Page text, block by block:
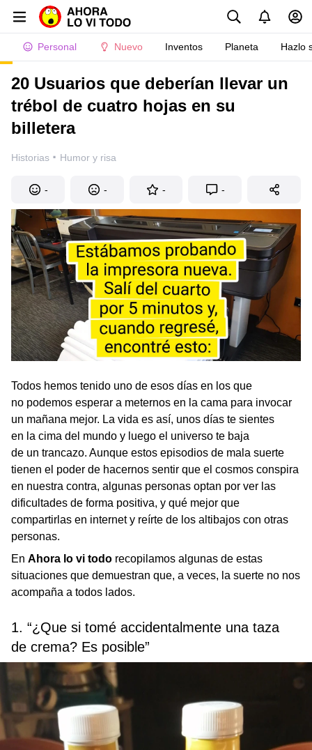
Personal Nuevo Inventos Planeta Hazlo
20 Usuarios que deberían llevar un
trébol de cuatro hojas en su
billetera
Historias · Humor y risa
- - - -
Todos hemos tenido uno de esos días en los que
no podemos esperar a meternos en la cama para invocar
un mañana mejor. La vida es así, unos días te sientes
en la cima del mundo y luego el universo te baja
de un trancazo. Aunque estos episodios de mala suerte
tienen el poder de hacernos sentir que el cosmos conspira
en nuestra contra, algunas personas optan por ver las
dificultades de forma positiva, y qué mejor que
compartirlas en internet y reírte de los altibajos con otras
personas.
En Ahora lo vi todo recopilamos algunas de estas
situaciones que demuestran que, a veces, la suerte no nos
acompaña a todos lados.
1. “¿Que si tomé accidentalmente una taza
de crema? Es posible”